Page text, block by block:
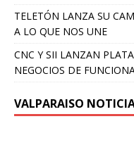
TELETÓN LANZA SU
A LO QUE NOS UNE
CNC Y SII LANZAN
NEGOCIOS DE
VALPARAISO